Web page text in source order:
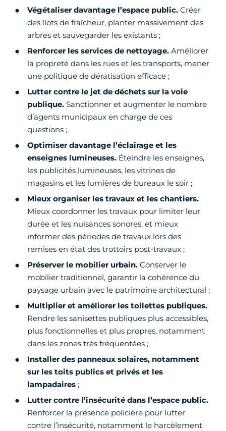
Végétaliser davantage l’espace public. Créer
des îlots de fraîcheur, planter massivement des
arbres et sauvegarder les existants ;
Renforcer les services de nettoyage. Améliorer
la propreté dans les rues et les transports, mener
une politique de dératisation efficace ;
Lutter contre le jet de déchets sur la voie
publique. Sanctionner et augmenter le nombre
d’agents municipaux en charge de ces
questions ;
Optimiser davantage l’éclairage et les
enseignes lumineuses. Éteindre les enseignes,
les publicités lumineuses, les vitrines de
magasins et les lumières de bureaux le soir ;
Mieux organiser les travaux et les chantiers.
Mieux coordonner les travaux pour limiter leur
durée et les nuisances sonores, et mieux
informer des périodes de travaux lors des
remises en état des trottoirs post-travaux ;
Préserver le mobilier urbain. Conserver le
mobilier traditionnel, garantir la cohérence du
paysage urbain avec le patrimoine architectural ;
Multiplier et améliorer les toilettes publiques.
Rendre les sanisettes publiques plus accessibles,
plus fonctionnelles et plus propres, notamment
dans les zones très fréquentées ;
Installer des panneaux solaires, notamment
sur les toits publics et privés et les
lampadaires ;
Lutter contre l’insécurité dans l’espace public.
Renforcer la présence policière pour lutter
contre l’insécurité, notamment le harcèlement